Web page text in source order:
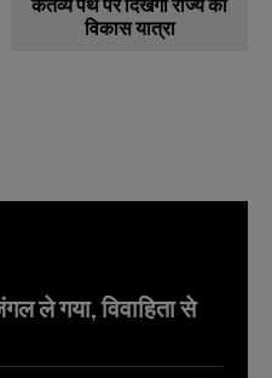
विकास यात्रा
ले गया, विवाहिता से